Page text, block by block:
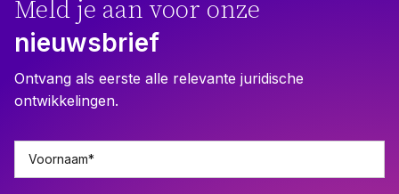
Meld je aan voor onze
nieuwsbrief
Ontvang als eerste alle relevante juridische
ontwikkelingen.
Voornaam*